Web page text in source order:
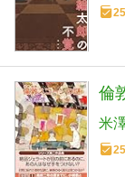
倫
米